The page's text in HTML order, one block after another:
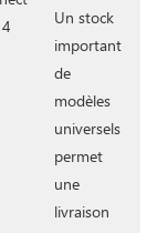
Un stock
important
de
modèles
universels
permet
une
livraison